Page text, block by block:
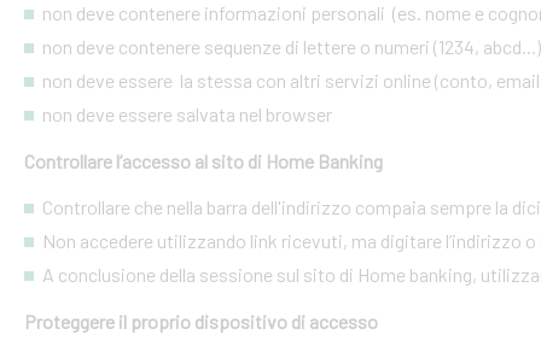
non deve contenere informazioni personali (es. nome e
non deve contenere sequenze di lettere o numeri (1234, abcd...)
non deve essere la stessa con altri servizi online (conto,
non deve essere salvata nel browser
Controllare l’accesso al sito di Home Banking
Controllare che nella barra dell'indirizzo compaia sempre la
Non accedere utilizzando link ricevuti, ma digitare l’indirizzo
A conclusione della sessione sul sito di Home banking,
Proteggere il proprio dispositivo di accesso